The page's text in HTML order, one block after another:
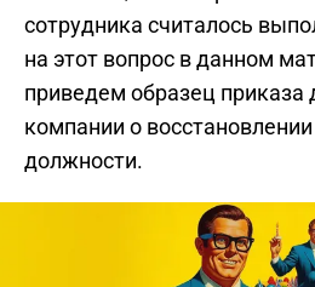
сотрудника считалось
на этот вопрос в данном
приведем образец приказа
компании о
должности.